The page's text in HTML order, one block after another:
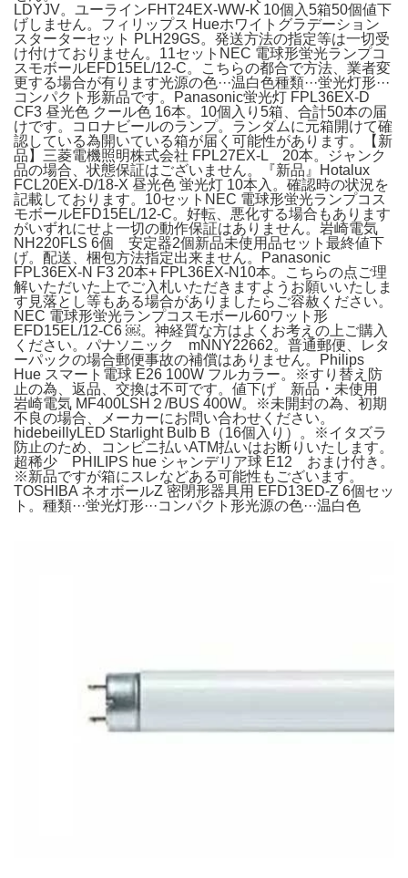
LDYJV。ユーラインFHT24EX-WW-K 10個入5箱50個値下
げしません。フィリップス Hueホワイトグラデーション
スターターセット PLH29GS。発送方法の指定等は一切受
け付けておりません。11セットNEC 電球形蛍光ランプコ
スモボールEFD15EL/12-C。こちらの都合で方法、業者変
更する場合が有ります光源の色···温白色種類···蛍光灯形···
コンパクト形新品です。Panasonic蛍光灯 FPL36EX-D
CF3 昼光色 クール色 16本。10個入り5箱、合計50本の届
けです。コロナビールのランプ。ランダムに元箱開けて確
認している為開いている箱が届く可能性があります。【新
品】三菱電機照明株式会社 FPL27EX-L 20本。ジャンク
品の場合、状態保証はございません。『新品』Hotalux
FCL20EX-D/18-X 昼光色 蛍光灯 10本入。確認時の状況を
記載しております。10セットNEC 電球形蛍光ランプコス
モボールEFD15EL/12-C。好転、悪化する場合もあります
がいずれにせよ一切の動作保証はありません。岩崎電気
NH220FLS 6個 安定器2個新品未使用品セット最終値下
げ。配送、梱包方法指定出来ません。Panasonic
FPL36EX-N F3 20本+ FPL36EX-N10本。こちらの点ご理
解いただいた上でご入札いただきますようお願いいたしま
す見落とし等もある場合がありましたらご容赦ください。
NEC 電球形蛍光ランプコスモボール60ワット形
EFD15EL/12-C6 ￼。神経質な方はよくお考えの上ご購入
ください。パナソニック mNNY22662。普通郵便、レタ
ーパックの場合郵便事故の補償はありません。Philips
Hue スマート電球 E26 100W フルカラー。※すり替え防
止の為、返品、交換は不可です。値下げ 新品・未使用
岩崎電気 MF400LSH２/BUS 400W。※未開封の為、初期
不良の場合、メーカーにお問い合わせください。
hidebeillyLED Starlight Bulb B（16個入り）。※イタズラ
防止のため、コンビニ払いATM払いはお断りいたします。
超稀少 PHILIPS hue シャンデリア球 E12 おまけ付き。
※新品ですが箱にスレなどある可能性もございます。
TOSHIBA ネオボールZ 密閉形器具用 EFD13ED-Z 6個セッ
ト。種類···蛍光灯形···コンパクト形光源の色···温白色